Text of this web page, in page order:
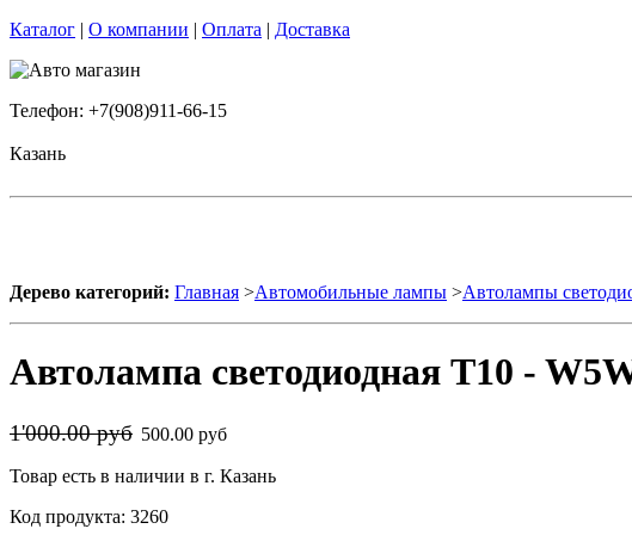
Каталог | О компании | Оплата | Доставка
Телефон: +7(908)911-66-15
Казань
Дерево категорий: Главная >Автомобильные лампы >Автолампы
Автолампа светодиодная T10 -
1'000.00 руб 500.00 руб
Товар есть в наличии в г. Казань
Код продукта: 3260